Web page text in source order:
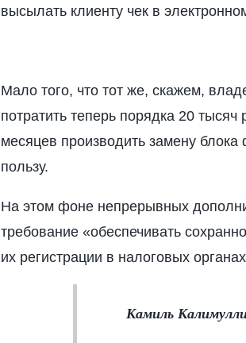
высылать клиенту чек в
Мало того, что тот же, скажем,
потратить теперь порядка 20
месяцев производить замену
пользу.
На этом фоне непрерывных
требование «обеспечивать
их регистрации в налоговых
Камиль